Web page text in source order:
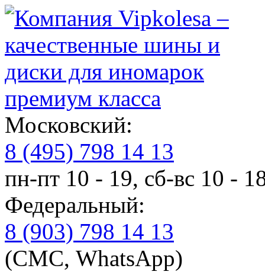
премиум класса
Московский:
8 (495) 798 14 13
пн-пт 10 - 19, сб-вс 10 -
Федеральный:
8 (903) 798 14 13
(СМС, WhatsApp)